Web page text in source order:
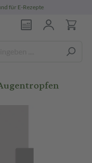
für E-Rezepte